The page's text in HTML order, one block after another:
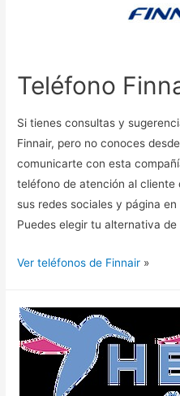
Teléfono
Si tienes consultas y
Finnair, pero no conoces
comunicarte con esta
teléfono de atención al cliente
sus redes sociales y página
Puedes elegir tu alternativa
Ver teléfonos de Finnair »